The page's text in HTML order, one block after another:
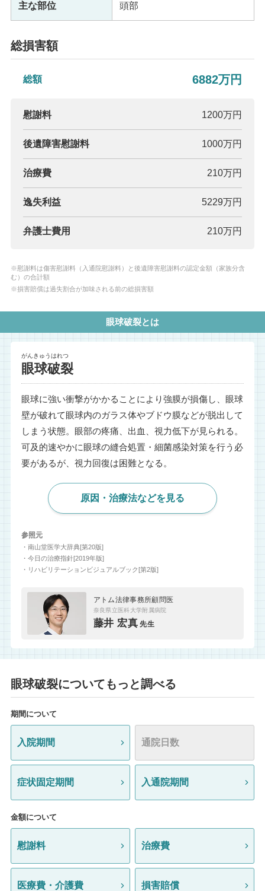
主な部位 頭部
総損害額
総額 6882万円
慰謝料 1200万円
後遺障害慰謝料 1000万円
治療費 210万円
逸失利益 5229万円
弁護士費用 210万円
※慰謝料は傷害慰謝料（入通院慰謝料）と後遺障害慰謝料の認定金額（家族分含
む）の合計額
※損害賠償は過失割合が加味される前の総損害額
眼球破裂とは
がんきゅうはれつ
眼球破裂
眼球に強い衝撃がかかることにより強膜が損傷し、眼球
壁が破れて眼球内のガラス体やブドウ膜などが脱出して
しまう状態。眼部の疼痛、出血、視力低下が見られる。
可及的速やかに眼球の縫合処置・細菌感染対策を行う必
要があるが、視力回復は困難となる。
原因・治療法などを見る
参照元
・南山堂医学大辞典[第20版]
・今日の治療指針[2019年版]
・リハビリテーションビジュアルブック[第2版]
アトム法律事務所顧問医
奈良県立医科大学附属病院
藤井 宏真 先生
眼球破裂についてもっと調べる
期間について
入院期間 通院日数
症状固定期間 入通院期間
金額について
慰謝料 治療費
医療費・介護費 損害賠償